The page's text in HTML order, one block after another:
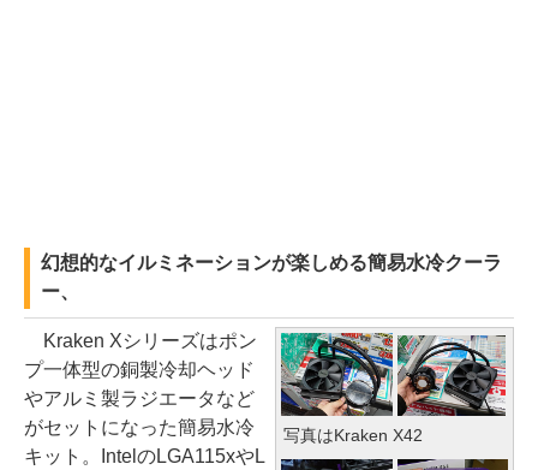
幻想的なイルミネーションが楽しめる簡易水冷クーラ
ー、
写真はKraken X42
Kraken Xシリーズはポン
プ一体型の銅製冷却ヘッド
やアルミ製ラジエータなど
がセットになった簡易水冷
キット。IntelのLGA115xやL